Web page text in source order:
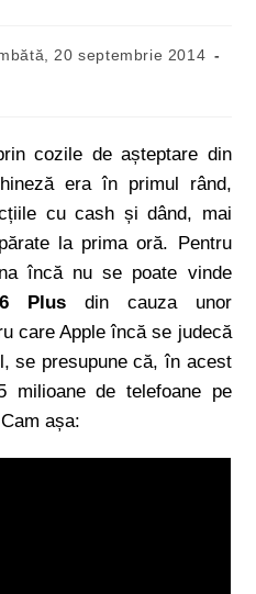
20 septembrie 2014
cozile de așteptare din
era în primul rând,
cu cash și dând, mai
la prima oră. Pentru
încă nu se poate vinde
Plusdin cauza unor
care Apple încă se judecă
se presupune că, în acest
milioane de telefoane pe
așa: